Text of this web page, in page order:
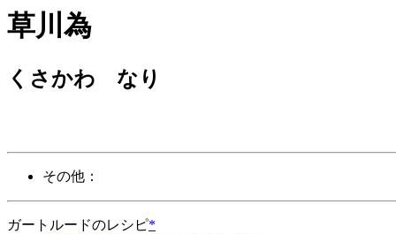
草川為
くさかわ なり
その他：
ガートルードのレシピ*